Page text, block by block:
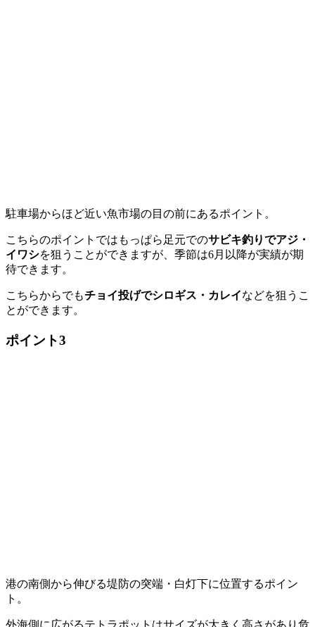
駐車場からほど近い魚市場の目の前にあるポイント。
こちらのポイントではもっぱら足元でのサビキ釣りでアジ・
イワシを狙うことができますが、季節は6月以降が実績が期
待できます。
こちらからでもチョイ投げでシロギス・カレイなどを狙うこ
とができます。
ポイント3
港の南側から伸びる堤防の突端・白灯下に位置するポイン
ト。
外海側に広がるテトラポットはサイズが大きく高さがあり危